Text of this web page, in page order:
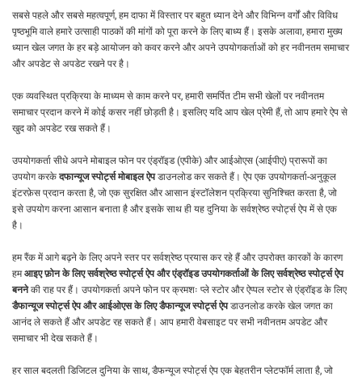
सबसे पहले और सबसे महत्वपूर्ण, हम दाफा में विस्तार पर बहुत ध्यान देने और विभिन्न वर्गों और विविध
पृष्ठभूमि वाले हमारे उत्साही पाठकों की मांगों को पूरा करने के लिए बाध्य हैं। इसके अलावा, हमारा मुख्य
ध्यान खेल जगत के हर बड़े आयोजन को कवर करने और अपने उपयोगकर्ताओं को हर नवीनतम समाचार
और अपडेट से अपडेट रखने पर है।
एक व्यवस्थित प्रक्रिया के माध्यम से काम करने पर, हमारी समर्पित टीम सभी खेलों पर नवीनतम
समाचार प्रदान करने में कोई कसर नहीं छोड़ती है। इसलिए यदि आप खेल प्रेमी हैं, तो आप हमारे ऐप से
खुद को अपडेट रख सकते हैं।
उपयोगकर्ता सीधे अपने मोबाइल फोन पर एंड्रॉइड (एपीके) और आईओएस (आईपीए) प्रारूपों का
उपयोग करके दफान्यूज स्पोर्ट्स मोबाइल ऐपडाउनलोड कर सकते हैं। ऐप एक उपयोगकर्ता-अनुकूल
इंटरफ़ेस प्रदान करता है, जो एक सुरक्षित और आसान इंस्टॉलेशन प्रक्रिया सुनिश्चित करता है, जो
इसे उपयोग करना आसान बनाता है और इसके साथ ही यह दुनिया के सर्वश्रेष्ठ स्पोर्ट्स ऐप में से एक
है।
हम रैंक में आगे बढ़ने के लिए अपने स्तर पर सर्वश्रेष्ठ प्रयास कर रहे हैं और उपरोक्त कारकों के कारण
हमआइए फ़ोन के लिए सर्वश्रेष्ठ स्पोर्ट्स ऐप और एंड्रॉइड उपयोगकर्ताओं के लिए सर्वश्रेष्ठ स्पोर्ट्स ऐप
बननेकी राह पर हैं। उपयोगकर्ता अपने फोन पर क्रमशः प्ले स्टोर और ऐप्पल स्टोर से एंड्रॉइड के लिए
डैफान्यूज स्पोर्ट्स ऐप और आईओएस के लिए डैफान्यूज स्पोर्ट्स ऐपडाउनलोड करके खेल जगत का
आनंद ले सकते हैं और अपडेट रह सकते हैं। आप हमारी वेबसाइट पर सभी नवीनतम अपडेट और
समाचार भी देख सकते हैं।
हर साल बदलती डिजिटल दुनिया के साथ, डैफन्यूज स्पोर्ट्स ऐप एक बेहतरीन प्लेटफॉर्म लाता है, जो